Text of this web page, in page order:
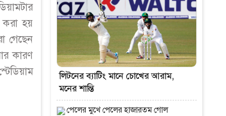
করা হয়
গেছেন
কারণ
লিটনের ব্যাটিং মানে চোখের আরাম,
মনের শান্তি
পেলের মুখে পেলের হাজারতম গোল